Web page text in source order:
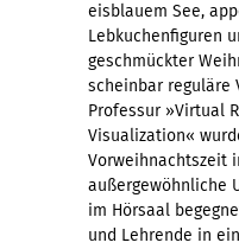
eisblauem See,
Lebkuchenfiguren
geschmückter
scheinbar reguläre
Professur »Virtual
Visualization«
Vorweihnachtszeit
außergewöhnliche
im Hörsaal
und Lehrende in